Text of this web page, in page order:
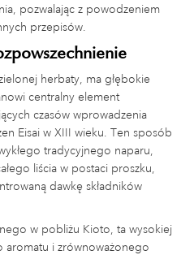
pozwalając z powodzeniem
przepisów.
herbaty, ma głębokie
centralny element
czasów wprowadzenia
Eisai w XIII wieku. Ten sposób
tradycyjnego naparu,
liścia w postaci proszku,
dawkę składników
w pobliżu Kioto, ta wysokiej
aromatu i zrównoważonego